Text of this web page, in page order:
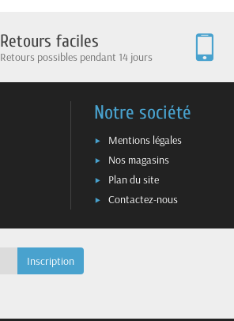
Retours faciles
Retours possibles pendant 14 jours
Notre société
Mentions légales
Nos magasins
Plan du site
Contactez-nous